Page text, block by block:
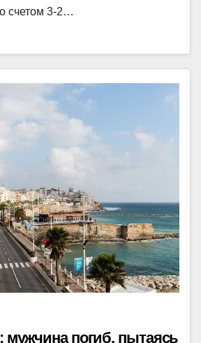
счетом 3-2…
мужчина погиб, пытаясь